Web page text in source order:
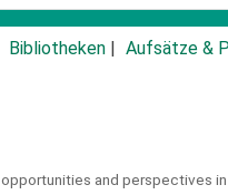
Bibliotheken Aufsätze &
opportunities and perspectives